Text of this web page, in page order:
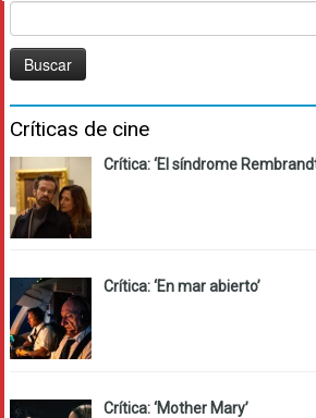
Críticas de cine
Crítica: ‘El síndrome
Crítica: ‘En mar abierto’
Crítica: ‘Mother Mary’